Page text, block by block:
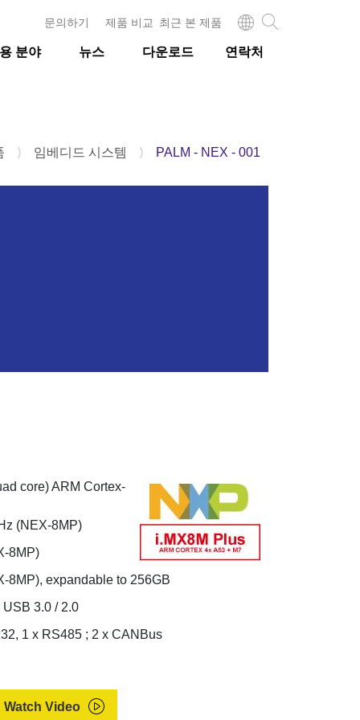
분야 뉴스 다운로드 연락처
문의하기 제품 비교 최근 본 제품
⟩ 임베디드 시스템 ⟩ PALM - NEX - 001
core) ARM Cortex-
(NEX-8MP)
8MP)
8MP), expandable to 256GB
3.0 / 2.0
1 x RS485 ; 2 x CANBus
Watch Video